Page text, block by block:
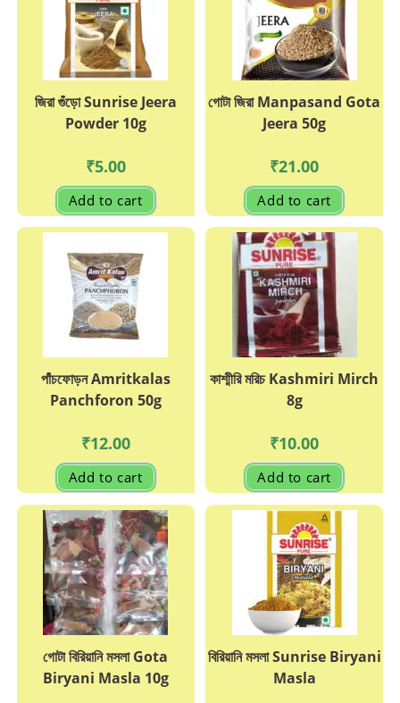
জিরা গুঁড়ো Sunrise Jeera
Powder 10g
₹5.00
Add to cart
গোটা জিরা Manpasand Gota
Jeera 50g
₹21.00
Add to cart
পাঁচফোড়ন Amritkalas
Panchforon 50g
₹12.00
Add to cart
কাশ্মীরি মরিচ Kashmiri Mirch
8g
₹10.00
Add to cart
গোটা বিরিয়ানি মসলা Gota
Biryani Masla 10g
বিরিয়ানি মসলা Sunrise Biryani
Masla